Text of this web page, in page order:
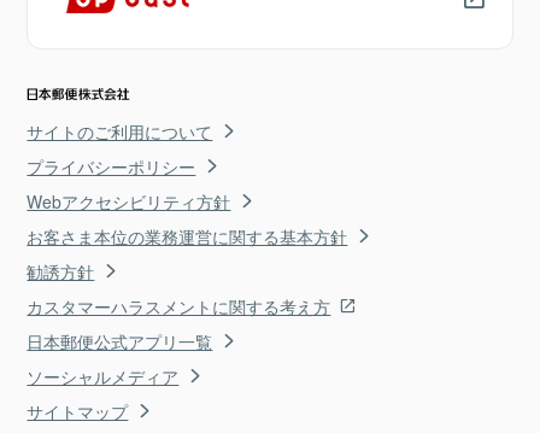
サイトのご利用について
プライバシーポリシー
Webアクセシビリティ方針
お客さま本位の業務運営に関する基本方針
勧誘方針
カスタマーハラスメントに関する考え方
日本郵便公式アプリ一覧
ソーシャルメディア
サイトマップ